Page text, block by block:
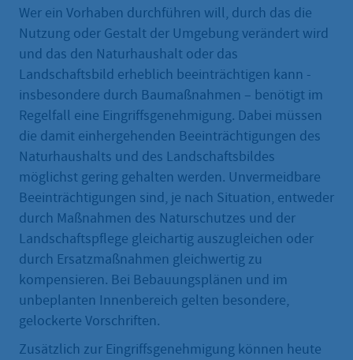
Wer ein Vorhaben durchführen will, durch das die
Nutzung oder Gestalt der Umgebung verändert wird
und das den Naturhaushalt oder das
Landschaftsbild erheblich beeinträchtigen kann -
insbesondere durch Baumaßnahmen – benötigt im
Regelfall eine Eingriffsgenehmigung. Dabei müssen
die damit einhergehenden Beeinträchtigungen des
Naturhaushalts und des Landschaftsbildes
möglichst gering gehalten werden. Unvermeidbare
Beeinträchtigungen sind, je nach Situation, entweder
durch Maßnahmen des Naturschutzes und der
Landschaftspflege gleichartig auszugleichen oder
durch Ersatzmaßnahmen gleichwertig zu
kompensieren. Bei Bebauungsplänen und im
unbeplanten Innenbereich gelten besondere,
gelockerte Vorschriften.
Zusätzlich zur Eingriffsgenehmigung können heute